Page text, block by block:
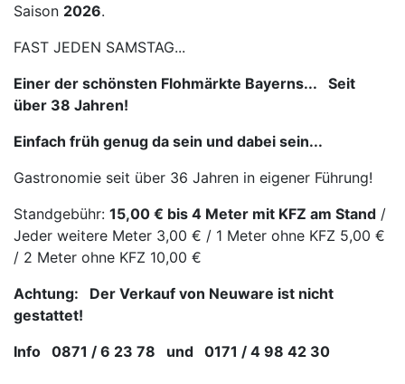
Saison 2026.
FAST JEDEN SAMSTAG...
Einer der schönsten Flohmärkte Bayerns... Seit
über 38 Jahren!
Einfach früh genug da sein und dabei sein...
Gastronomie seit über 36 Jahren in eigener Führung!
Standgebühr: 15,00 € bis 4 Meter mit KFZ am Stand /
Jeder weitere Meter 3,00 € / 1 Meter ohne KFZ 5,00 €
/ 2 Meter ohne KFZ 10,00 €
Achtung: Der Verkauf von Neuware ist nicht
gestattet!
Info 0871 / 6 23 78 und 0171 / 4 98 42 30